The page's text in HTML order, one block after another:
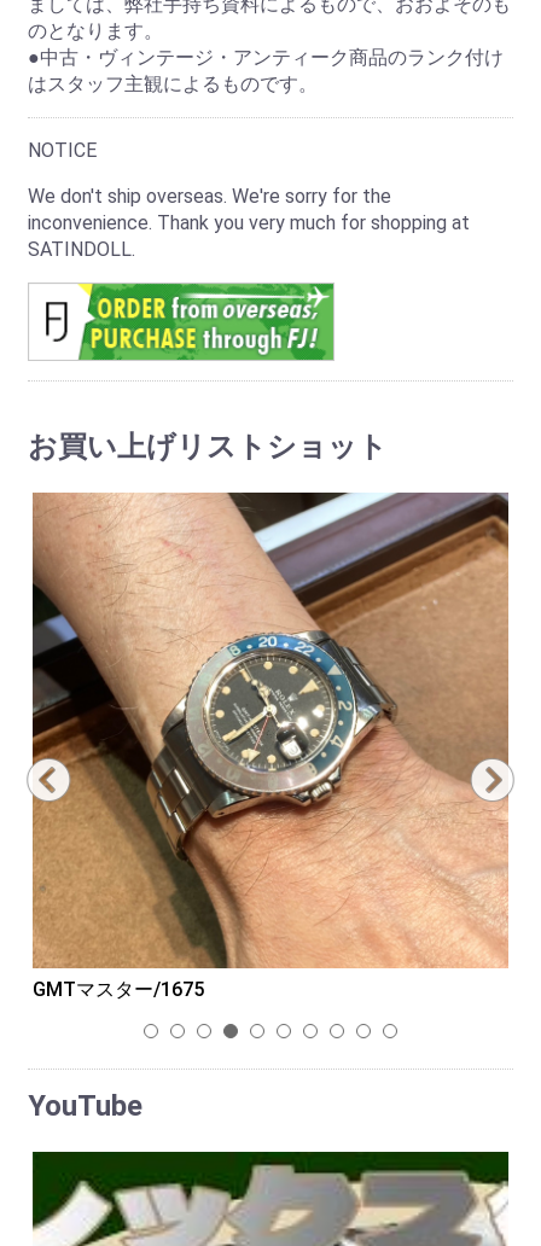
のとなります。
●中古・ヴィンテージ・アンティーク商品のランク付け
はスタッフ主観によるものです。
NOTICE
We don't ship overseas. We're sorry for the
inconvenience. Thank you very much for shopping at
SATINDOLL.
お買い上げリストショット
GMTマスター/1675
1 2 3 4 5 6 7 8 9 10
YouTube